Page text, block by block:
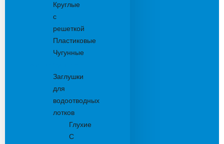
Круглые
с
решеткой
Пластиковые
Чугунные
Заглушки
для
водоотводных
лотков
Глухие
С